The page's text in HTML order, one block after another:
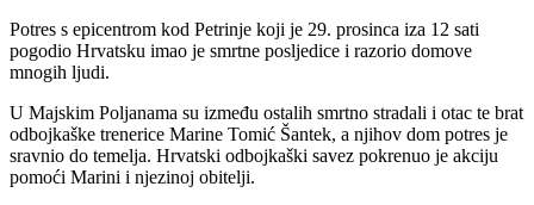
Potres s epicentrom kod Petrinje koji je 29. prosinca iza 12 sati
pogodio Hrvatsku imao je smrtne posljedice i razorio domove
mnogih ljudi.
U Majskim Poljanama su između ostalih smrtno stradali i otac te brat
odbojkaške trenerice Marine Tomić Šantek, a njihov dom potres je
sravnio do temelja. Hrvatski odbojkaški savez pokrenuo je akciju
pomoći Marini i njezinoj obitelji.